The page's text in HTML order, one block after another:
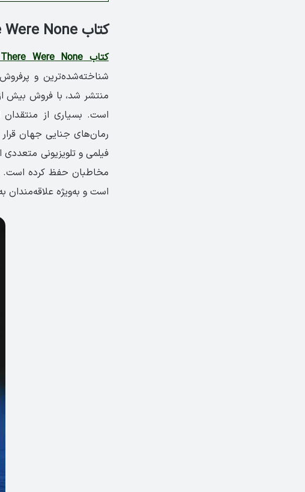
کتاب And Then There Were None نوشته آگاتا کریستی
کتاب And Then There Were None
منتشر شد، با فروش بیش از 100 میلیون نسخه به یکی
است. بسیاری از
رمان‌های جنایی جهان
فیلمی و تلویزیونی
مخاطبان حفظ کرده است.
است و به‌ویژه علاقه‌مندان